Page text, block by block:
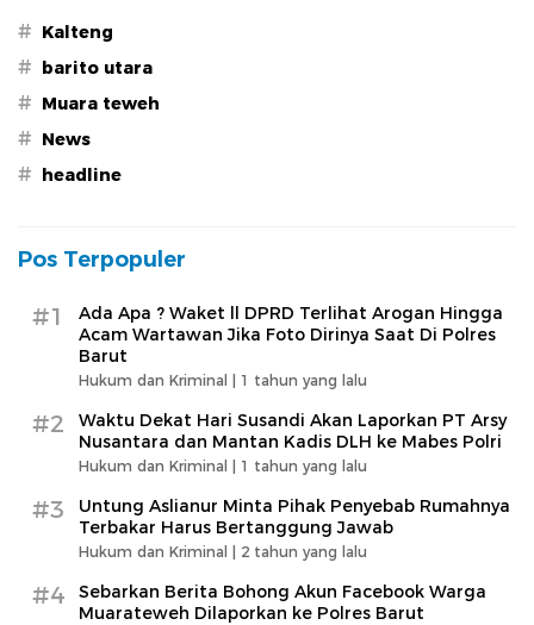
# Kalteng
# barito utara
# Muara teweh
# News
# headline
Pos Terpopuler
#1
Ada Apa ? Waket ll DPRD Terlihat Arogan Hingga
Acam Wartawan Jika Foto Dirinya Saat Di Polres
Barut
Hukum dan Kriminal | 1 tahun yang lalu
#2
Waktu Dekat Hari Susandi Akan Laporkan PT Arsy
Nusantara dan Mantan Kadis DLH ke Mabes Polri
Hukum dan Kriminal | 1 tahun yang lalu
#3
Untung Aslianur Minta Pihak Penyebab Rumahnya
Terbakar Harus Bertanggung Jawab
Hukum dan Kriminal | 2 tahun yang lalu
#4
Sebarkan Berita Bohong Akun Facebook Warga
Muarateweh Dilaporkan ke Polres Barut